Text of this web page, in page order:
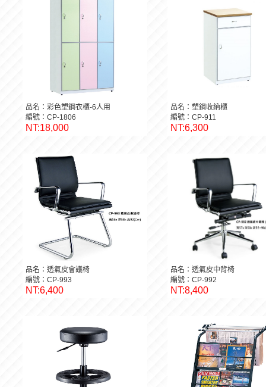
品名：彩色塑鋼衣櫃-6人用
編號：CP-1806
NT:18,000
品名：塑鋼收納櫃
編號：CP-911
NT:6,300
品名：透氣皮會議椅
編號：CP-993
NT:6,400
品名：透氣皮中背椅
編號：CP-992
NT:8,400